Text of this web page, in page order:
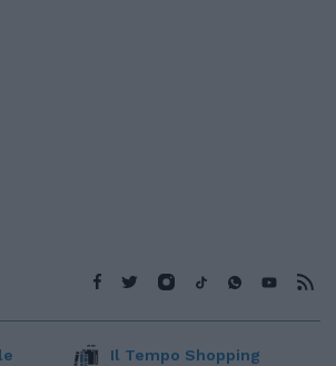
Il Tempo Shopping